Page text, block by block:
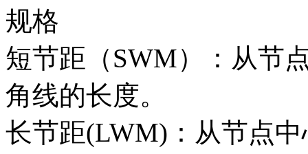
规格
短节距（SWM）：从节
角线的长度。
长节距(LWM)：从节点